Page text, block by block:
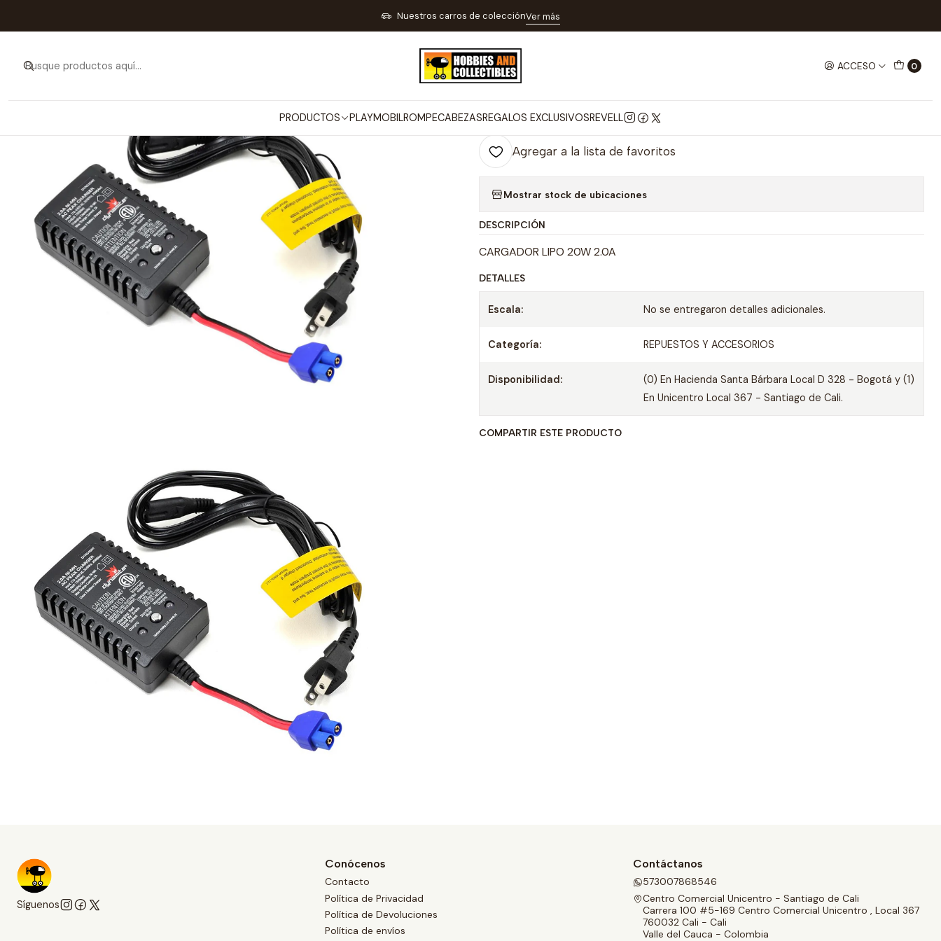
ACCESO 0
PRODUCTOS PLAYMOBILROMPECABEZASREGALOS EXCLUSIVOSREVELL
Nuestros carros de colecciónVer más
VEHÍCULOS Y NAVES A RADIO CONTROL PISTAS Y TRENES ELÉCTRICOS CARROS A CONTROL REMOTO
|
Cargador Lipo 20W 2.0A
Cantidad
Comprar ahora
Agregar a la lista de favoritos
Mostrar stock de ubicaciones
DESCRIPCIÓN
CARGADOR LIPO 20W 2.0A
DETALLES
Escala: No se entregaron detalles adicionales.
Categoría: REPUESTOS Y ACCESORIOS
Disponibilidad:
(0) En Hacienda Santa Bárbara Local D 328 - Bogotá y (1)
En Unicentro Local 367 - Santiago de Cali.
COMPARTIR ESTE PRODUCTO
Síguenos
Conócenos
Contacto
Política de Privacidad
Política de Devoluciones
Política de envíos
Contáctanos
573007868546
Centro Comercial Unicentro - Santiago de Cali
Carrera 100 #5-169 Centro Comercial Unicentro , Local 367
760032 Cali - Cali
Valle del Cauca - Colombia